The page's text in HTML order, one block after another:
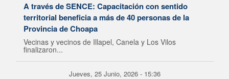
A través de SENCE: Capacitación con sentido
territorial beneficia a más de 40 personas de la
Provincia de Choapa
Vecinas y vecinos de Illapel, Canela y Los Vilos
finalizaron...
Jueves, 25 Junio, 2026 - 15:36